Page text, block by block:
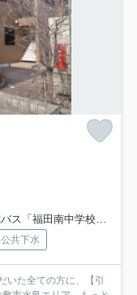
福田南中学校前」バス停下車 徒歩8分
公共下水
いた全ての方に、【引